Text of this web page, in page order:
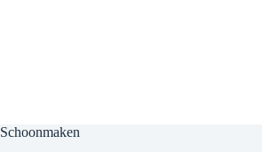
Schoonmaken